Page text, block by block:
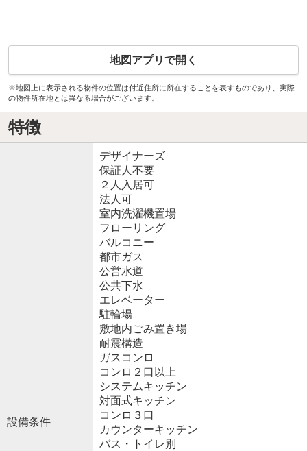
地図アプリで開く
※地図上に表示される物件の位置は付近住所に所在することを表すものであり、実際
の物件所在地とは異なる場合がございます。
特徴
設備条件
デザイナーズ
保証人不要
２人入居可
法人可
室内洗濯機置場
フローリング
バルコニー
都市ガス
公営水道
公共下水
エレベーター
駐輪場
敷地内ごみ置き場
耐震構造
ガスコンロ
コンロ２口以上
システムキッチン
対面式キッチン
コンロ３口
カウンターキッチン
バス・トイレ別